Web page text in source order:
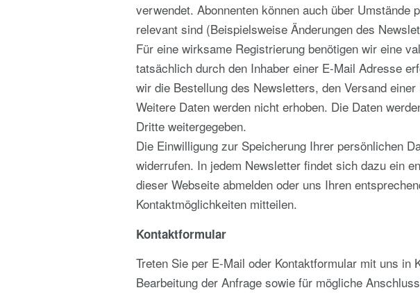
verwendet. Abonnenten können auch über
relevant sind (Beispielsweise Änderungen des
Für eine wirksame Registrierung benötigen wir eine
tatsächlich durch den Inhaber einer E-Mail Adresse
wir die Bestellung des Newsletters, den Versand
Weitere Daten werden nicht erhoben. Die Daten
Dritte weitergegeben.
Die Einwilligung zur Speicherung Ihrer persönlichen
widerrufen. In jedem Newsletter findet sich dazu ein
dieser Webseite abmelden oder uns Ihren
Kontaktmöglichkeiten mitteilen.
Kontaktformular
Treten Sie per E-Mail oder Kontaktformular mit uns in
Bearbeitung der Anfrage sowie für mögliche